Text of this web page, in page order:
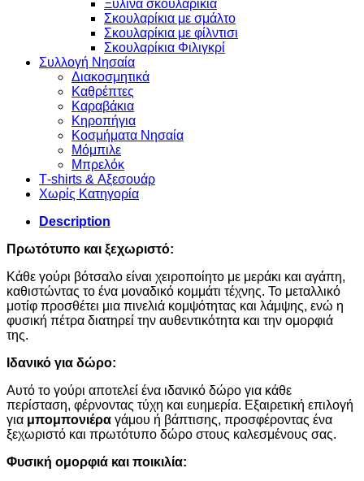
Ξύλινα σκουλαρίκια
Σκουλαρίκια με σμάλτο
Σκουλαρίκια με φίλντισι
Σκουλαρίκια Φιλιγκρί
Συλλογή Νησαία
Διακοσμητικά
Καθρέπτες
Καραβάκια
Κηροπήγια
Κοσμήματα Νησαία
Μόμπιλε
Μπρελόκ
Τ-shirts & Αξεσουάρ
Χωρίς Κατηγορία
Description
Πρωτότυπο και ξεχωριστό:
Κάθε γούρι βότσαλο είναι χειροποίητο με μεράκι και αγάπη,
καθιστώντας το ένα μοναδικό κομμάτι τέχνης. Το μεταλλικό
μοτίφ προσθέτει μια πινελιά κομψότητας και λάμψης, ενώ η
φυσική πέτρα διατηρεί την αυθεντικότητα και την ομορφιά
της.
Ιδανικό για δώρο:
Αυτό το γούρι αποτελεί ένα ιδανικό δώρο για κάθε
περίσταση, φέρνοντας τύχη και ευημερία. Εξαιρετική επιλογή
για μπομπονιέρα γάμου ή βάπτισης, προσφέροντας ένα
ξεχωριστό και πρωτότυπο δώρο στους καλεσμένους σας.
Φυσική ομορφιά και ποικιλία: